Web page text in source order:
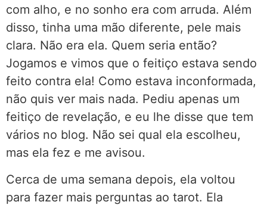
com alho, e no sonho era com arruda. Além
disso, tinha uma mão diferente, pele mais
clara. Não era ela. Quem seria então?
Jogamos e vimos que o feitiço estava sendo
feito contra ela! Como estava inconformada,
não quis ver mais nada. Pediu apenas um
feitiço de revelação, e eu lhe disse que tem
vários no blog. Não sei qual ela escolheu,
mas ela fez e me avisou.
Cerca de uma semana depois, ela voltou
para fazer mais perguntas ao tarot. Ela